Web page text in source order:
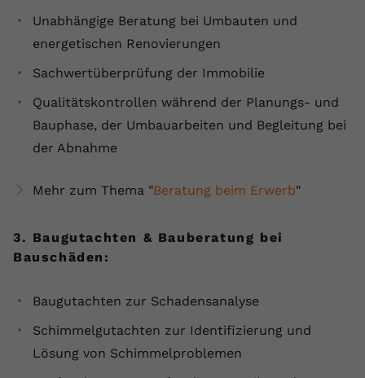
Unabhängige Beratung bei Umbauten und
energetischen Renovierungen
Sachwertüberprüfung der Immobilie
Qualitätskontrollen während der Planungs- und
Bauphase, der Umbauarbeiten und Begleitung bei
der Abnahme
Mehr zum Thema "Beratung beim Erwerb"
3. Baugutachten & Bauberatung bei
Bauschäden:
Baugutachten zur Schadensanalyse
Schimmelgutachten zur Identifizierung und
Lösung von Schimmelproblemen
Zweck
registriert eine eindeutige ID, um
Daten darüber zu speichern, welche
gesehen hat.
Name yt-remote-connected-devices
Zweck
YouTube setzt diesen Cookie, um die